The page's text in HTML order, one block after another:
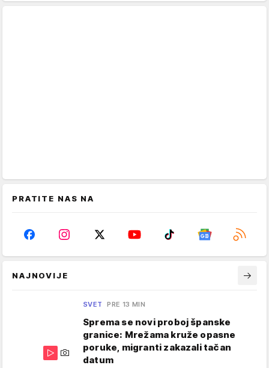
PRATITE NAS NA
NAJNOVIJE
SVET PRE 13 MIN
Sprema se novi proboj španske
granice: Mrežama kruže opasne
poruke, migranti zakazali tačan
datum